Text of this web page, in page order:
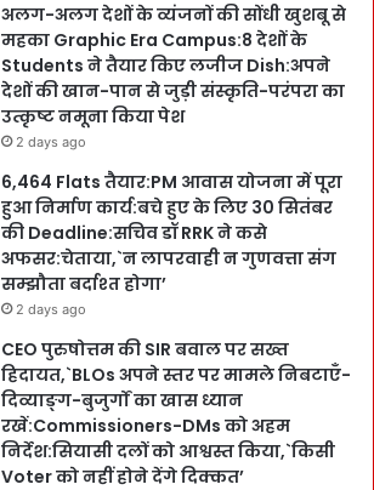
अलग-अलग देशों के व्यंजनों की सोंधी खुशबू से
महका Graphic Era Campus:8 देशों के
Students ने तैयार किए लजीज Dish:अपने
देशों की खान-पान से जुड़ी संस्कृति-परंपरा का
उत्कृष्ट नमूना किया पेश
2 days ago
6,464 Flats तैयार:PM आवास योजना में पूरा
हुआ निर्माण कार्य:बचे हुए के लिए 30 सितंबर
की Deadline:सचिव डॉ RRK ने कसे
अफसर:चेताया,`न लापरवाही न गुणवत्ता संग
सम्झौता बर्दाश्त होगा’
2 days ago
CEO पुरुषोत्तम की SIR बवाल पर सख्त
हिदायत,`BLOs अपने स्तर पर मामले निबटाएँ-
दिव्याङ्ग-बुजुर्गों का खास ध्यान
रखें:Commissioners-DMs को अहम
निर्देश:सियासी दलों को आश्वस्त किया,`किसी
Voter को नहीं होने देंगे दिक्कत’